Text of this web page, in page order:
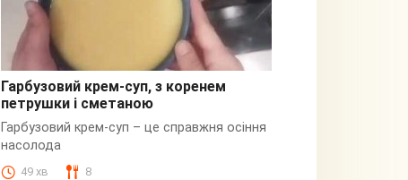
Гарбузовий
Гарбузовий крем-суп, з коренем
петрушки і сметаною
Гарбузовий крем-суп – це справжня осіння
насолода
49 хв 8